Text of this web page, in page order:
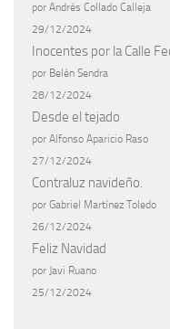
por Andrés Collado Calleja
29/12/2024
Inocentes por la Calle
por Belén Sendra
28/12/2024
Desde el tejado
por Alfonso Aparicio Raso
27/12/2024
Contraluz navideño.
por Gabriel Martínez Toledo
26/12/2024
Feliz Navidad
por Javi Ruano
25/12/2024